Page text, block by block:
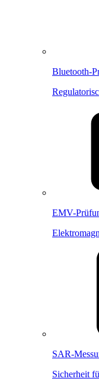
Bluetooth-
EMV-
SAR-
Sicherheit